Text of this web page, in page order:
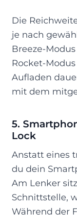
Die
je nach
Breeze-
Rocket-
Aufladen
mit dem
5.
Lock
Anstatt eines
du dein
Am Lenker
Schnittstelle,
Während der